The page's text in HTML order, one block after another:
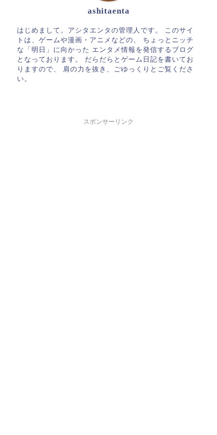
ashitaenta
はじめまして。アシタエンタの管理人です。 このサイ
トは、ゲームや漫画・アニメなどの、 ちょっとニッチ
な「明日」に向かった エンタメ情報を発信するブログ
となっております。 だらだらとゲーム日記を書いてお
りますので、 肩の力を抜き、ごゆっくりとご覧くださ
い。
スポンサーリンク